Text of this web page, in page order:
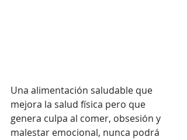
Una alimentación saludable que
mejora la salud física pero que
genera culpa al comer, obsesión y
malestar emocional, nunca podrá